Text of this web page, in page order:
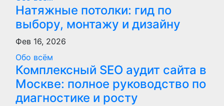
Натяжные потолки: гид по
выбору, монтажу и дизайну
Фев 16, 2026
Обо всём
Комплексный SEO аудит сайта в
Москве: полное руководство по
диагностике и росту